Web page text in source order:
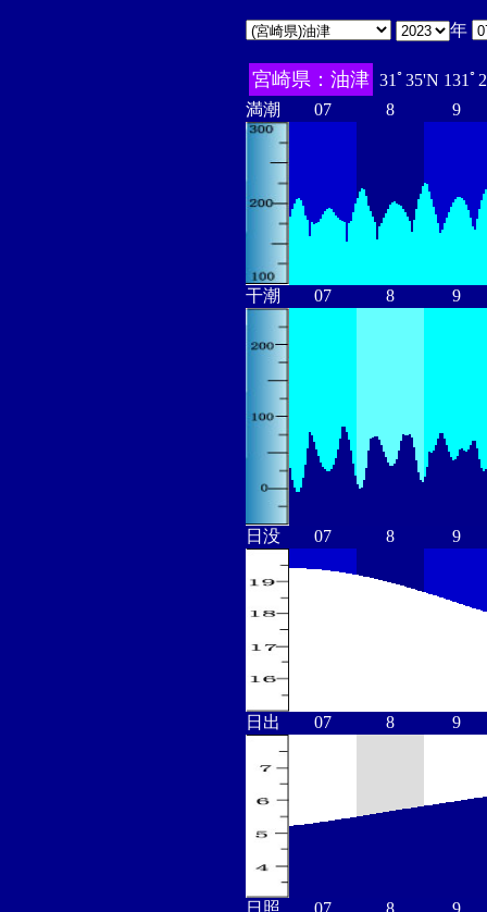
年
宮崎県：油津 31ﾟ35'N 131ﾟ
満潮
07 8 9
干潮 07 8 9
日没 07 8 9
日出 07 8 9
日照 07 8 9